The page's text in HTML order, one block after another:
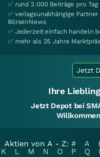
✅ rund 2.000 Beiträge pro Tag
✅ verlagsunabhängige
BörsenNews
✅ Jederzeit einfach handeln
✅ mehr als 25 Jahre
Jetzt
Ihre
Jetzt Depot bei
Aktien von A - Z: # A
K
L M N O P Q